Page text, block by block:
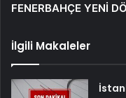
FENERBAHÇE YENİ
İlgili Makaleler